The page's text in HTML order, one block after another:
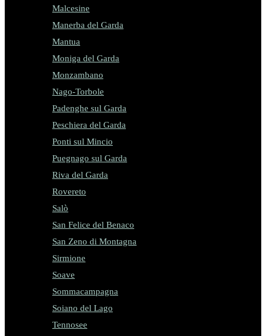
Malcesine
Manerba del Garda
Mantua
Moniga del Garda
Monzambano
Nago-Torbole
Padenghe sul Garda
Peschiera del Garda
Ponti sul Mincio
Puegnago sul Garda
Riva del Garda
Rovereto
Salò
San Felice del Benaco
San Zeno di Montagna
Sirmione
Soave
Sommacampagna
Soiano del Lago
Tennosee